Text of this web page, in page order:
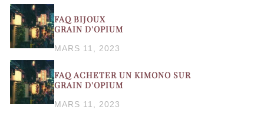
FAQ BIJOUX
GRAIN D'OPIUM
MARS 11, 2023
FAQ ACHETER UN KIMONO SUR
GRAIN D'OPIUM
MARS 11, 2023